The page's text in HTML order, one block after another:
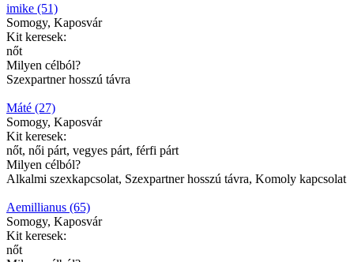
imike (51)
Somogy, Kaposvár
Kit keresek:
nőt
Milyen célból?
Szexpartner hosszú távra
Máté (27)
Somogy, Kaposvár
Kit keresek:
nőt, női párt, vegyes párt, férfi párt
Milyen célból?
Alkalmi szexkapcsolat, Szexpartner hosszú távra, Komoly kapcsolat
Aemillianus (65)
Somogy, Kaposvár
Kit keresek:
nőt